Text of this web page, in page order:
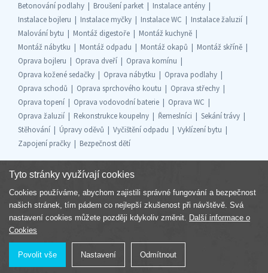
Betonování podlahy
Broušení parket
Instalace antény
Instalace bojleru
Instalace myčky Instalace WC
Instalace žaluzií
Malování bytu
Montáž digestoře
Montáž kuchyně
Montáž nábytku
Montáž odpadu Montáž okapů
Montáž skříně
Oprava bojleru
Oprava dveří
Oprava komínu
Oprava kožené sedačky
Oprava nábytku
Oprava podlahy
Oprava schodů
Oprava sprchového koutu
Oprava střechy
Oprava topení
Oprava vodovodní baterie
Oprava WC
Oprava žaluzií
Rekonstrukce koupelny Řemeslníci
Sekání trávy
Stěhování
Úpravy oděvů Vyčištění odpadu
Vyklízení bytu
Zapojení pračky
Bezpečnost dětí
Součást skupiny
Tyto stránky využívají cookies
Cookies používáme, abychom zajistili správné fungování a bezpečnost
našich stránek, tím pádem co nejlepší zkušenost při návštěvě. Svá
nastavení cookies můžete později kdykoliv změnit. Další informace o
Cookies
Povolit vše Nastavení Odmítnout